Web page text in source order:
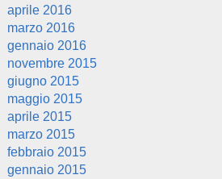
aprile 2016
marzo 2016
gennaio 2016
novembre 2015
giugno 2015
maggio 2015
aprile 2015
marzo 2015
febbraio 2015
gennaio 2015